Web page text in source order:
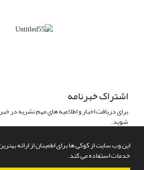
این وب سایت از کوکی ها برای اطمینان از ارائه
خدمات استفاده می کند.
اشتراک خبرنامه
برای دریافت اخبار و اطلاعیه های مهم نشریه در
شوید.